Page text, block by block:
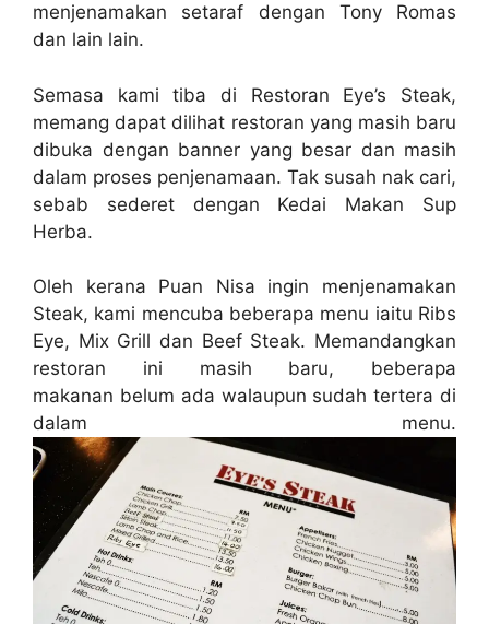
menjenamakan setaraf dengan Tony Romas
dan lain lain.
Semasa kami tiba di Restoran Eye’s Steak,
memang dapat dilihat restoran yang masih baru
dibuka dengan banner yang besar dan masih
dalam proses penjenamaan. Tak susah nak cari,
sebab sederet dengan Kedai Makan Sup
Herba.
Oleh kerana Puan Nisa ingin menjenamakan
Steak, kami mencuba beberapa menu iaitu Ribs
Eye, Mix Grill dan Beef Steak. Memandangkan
restoran ini masih baru, beberapa
makanan belum ada walaupun sudah tertera di
dalam menu.